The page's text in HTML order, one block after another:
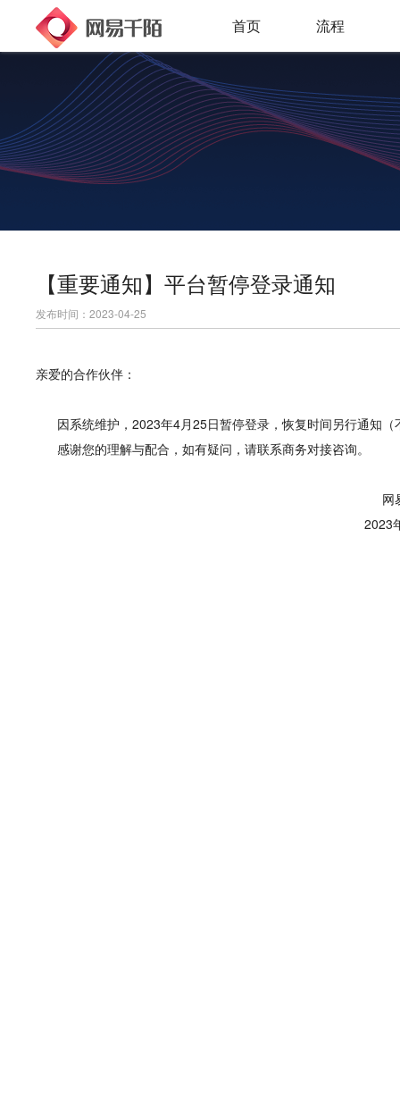
首页 流程
【重要通知】平台暂停登录通知
发布时间：2023-04-25
亲爱的合作伙伴：
因系统维护，2023年4月25日暂停登录，恢复时间另行通知
      感谢您的理解与配合，如有疑问，请联系商务对接咨询。